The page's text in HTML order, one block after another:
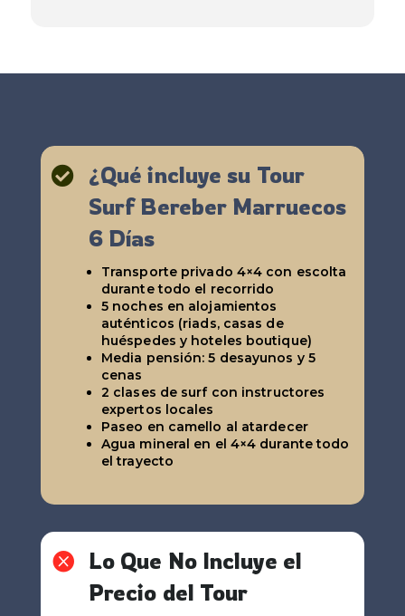

¿Qué incluye su Tour
Surf Bereber Marruecos
6 Días
Transporte privado 4×4 con escolta
durante todo el recorrido
5 noches en alojamientos
auténticos (riads, casas de
huéspedes y hoteles boutique)
Media pensión: 5 desayunos y 5
cenas
2 clases de surf con instructores
expertos locales
Paseo en camello al atardecer
Agua mineral en el 4×4 durante todo
el trayecto

Lo Que No Incluye el
Precio del Tour